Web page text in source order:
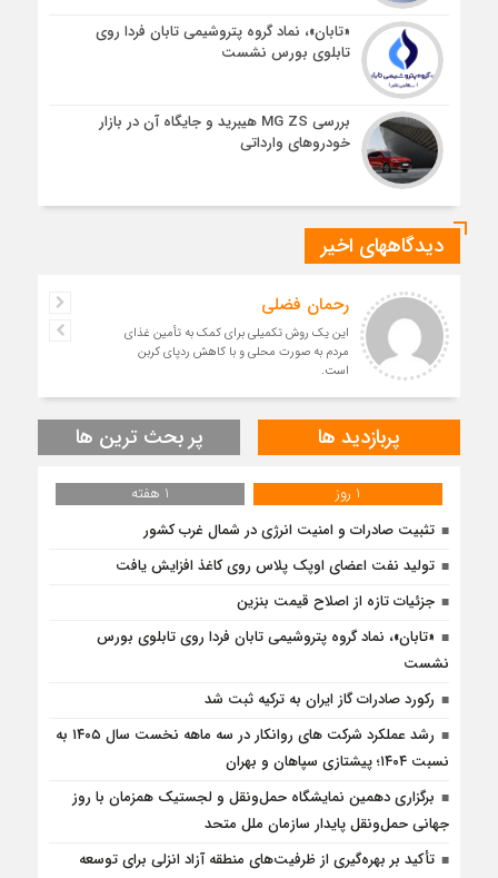
«تابان»، نماد گروه پتروشیمی تابان فردا روی
تابلوی بورس نشست
بررسی MG ZS هیبرید و جایگاه آن در بازار
خودروهای وارداتی
دیدگاههای اخیر
رحمان فضلی
این یک روش تکمیلی برای کمک به تأمین غذای
مردم به صورت محلی و با کاهش ردپای کربن
است.
پربازدید ها پر بحث ترین ها
1 روز
1 هفته
تثبیت صادرات و امنیت انرژی در شمال‌ غرب کشور
تولید نفت اعضای اوپک پلاس روی کاغذ افزایش یافت
جزئیات تازه از اصلاح قیمت بنزین
«تابان»، نماد گروه پتروشیمی تابان فردا روی تابلوی بورس
نشست
رکورد صادرات گاز ایران به ترکیه ثبت شد
رشد عملکرد شرکت های روانکار در سه ماهه نخست سال ۱۴۰۵ به
نسبت ۱۴۰۴؛ پیشتازی سپاهان و بهران
برگزاری دهمین نمایشگاه حمل‌ونقل و لجستیک همزمان با روز
جهانی حمل‌ونقل پایدار سازمان ملل متحد
تأكید بر بهره‌گیری از ظرفیت‌های منطقه آزاد انزلی برای توسعه